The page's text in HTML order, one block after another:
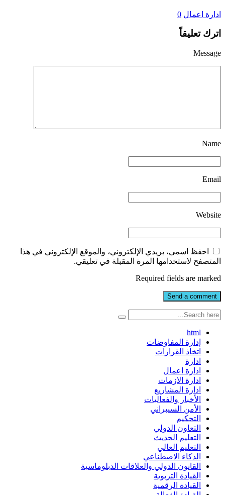
ادارة اعمال 0
اترك تعليقاً
Message
Name
Email
Website
احفظ اسمي، بريدي الإلكتروني، والموقع الإلكتروني في هذا
المتصفح لاستخدامها المرة المقبلة في تعليقي.
Required fields are marked
html
إدارة المفاوضات
اتخاذ القرارات
ادارة
ادارة اعمال
ادارة الازمات
ادارة المشاريع
الأخبار والفعاليات
الأمن السيبراني
التحكيم
التعاون الدولي
التعليم الحديث
التعليم العالي
الذكاء الاصطناعي
القانون الدولي والعلاقات الدبلوماسية
القيادة التربوية
القيادة الرقمية